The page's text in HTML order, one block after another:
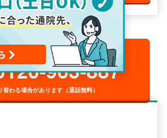
お見舞金最大20,000円が貰える
963-887
わる場合があります（通話無料）